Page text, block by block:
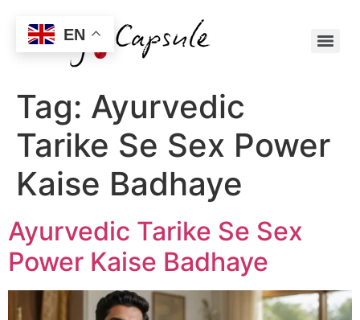
Tag: Ayurvedic
Tarike Se Sex Power
Kaise Badhaye
Ayurvedic Tarike Se Sex
Power Kaise Badhaye
EN